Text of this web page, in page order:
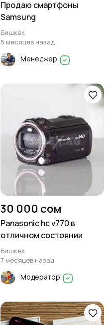
Продаю смартфоны
Samsung
Бишкек
5 месяцев назад
Менеджер
30 000 сом
Panasonic hc v770 в
отличном состоянии
Бишкек
7 месяцев назад
Модератор